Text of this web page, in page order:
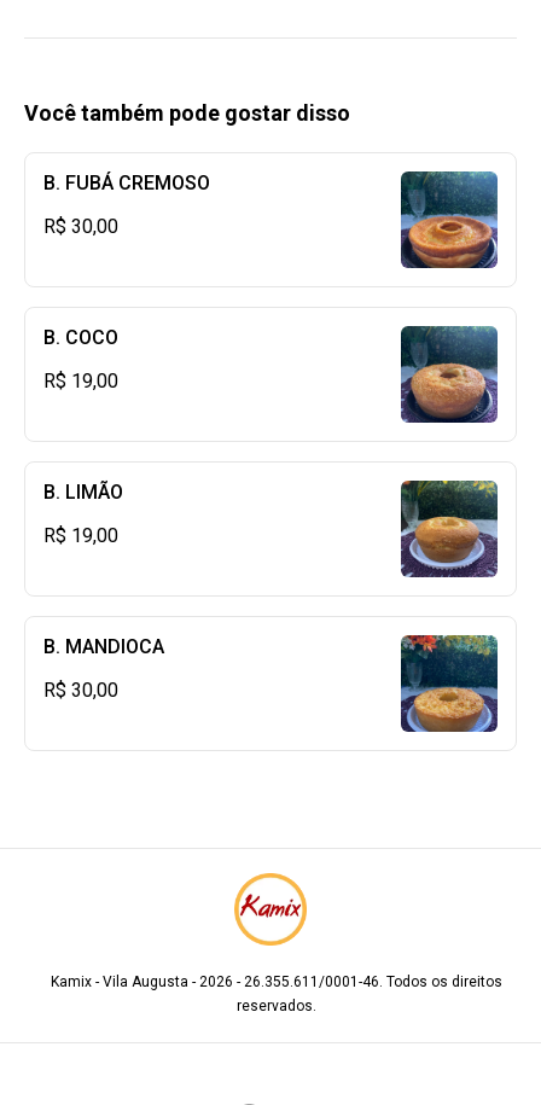
Você também pode gostar disso
B. FUBÁ CREMOSO
R$ 30,00
B. COCO
R$ 19,00
B. LIMÃO
R$ 19,00
B. MANDIOCA
R$ 30,00
Kamix - Vila Augusta - 2026 - 26.355.611/0001-46. Todos os direitos
reservados.